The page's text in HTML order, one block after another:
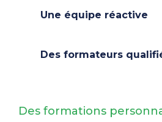
Une équipe réactive
Des formateurs
Des formations